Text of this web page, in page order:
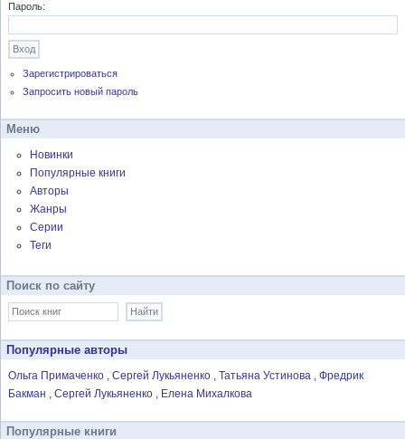
Пароль:
Зарегистрироваться
Запросить новый пароль
Меню
Новинки
Популярные книги
Авторы
Жанры
Серии
Теги
Поиск по сайту
Популярные авторы
Ольга Примаченко Сергей Лукьяненко Татьяна Устинова
Фредрик
Бакман
Сергей Лукьяненко Елена Михалкова
Популярные книги